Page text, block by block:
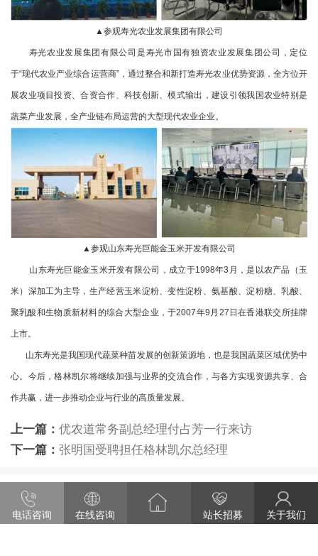
▲参观寿光农业发展集团有限公司
寿光农业发展集团有限公司是寿光市国有独资农业发展集团公司，定位
于“现代农业产业综合运营商”，通过整合和新打造寿光农业优势资源，全方位开
展农业项目投资、合资合作、科技创新、模式输出，建设引领我国农业特别是
蔬菜产业发展，全产业链布局运营的大型现代农业企业。
▲参观山东寿光巨能金玉米开发有限公司
山东寿光巨能金玉米开发有限公司，成立于1998年3月，是以农产品（玉
米）深加工为主导，生产经营玉米淀粉、变性淀粉、氨基酸、淀粉糖、乳酸、
聚乳酸和生物质新材料的综合大型企业，于2007年9月27日在香港联交所挂牌
上市。
山东寿光是我国现代蔬菜种苗发展的创新策源地，也是我国蔬菜区域优势中
心。今后，格林凯尔将继续加强与业界的交流合作，与各方实现资源共享、合
作共赢，进一步推动企业与行业的高质量发展。
上一篇： 优农道常务副总经理付占芳一行来访
下一篇： 张明国受聘担任格林凯尔总经理
版权所有 © 2009-2022 湖北格林凯尔农业科技有限公司
电话咨询 在线咨询 站长招募 关于我们